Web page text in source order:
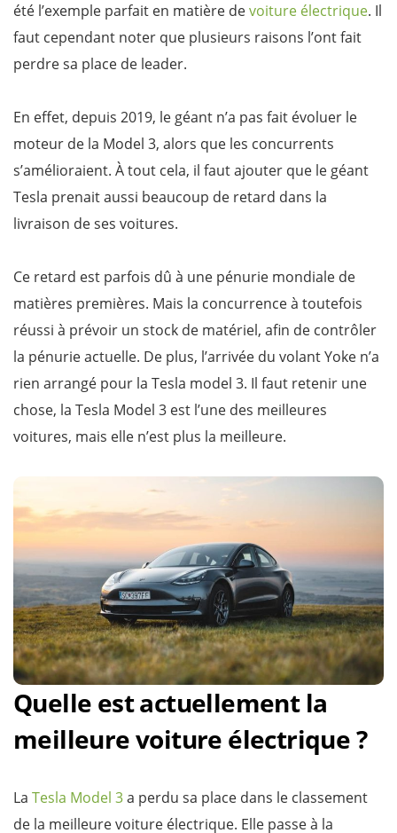
été l’exemple parfait en matière devoiture électrique. Il
faut cependant noter que plusieurs raisons l’ont fait
perdre sa place de leader.
En effet, depuis 2019, le géant n’a pas fait évoluer le
moteur de la Model 3, alors que les concurrents
s’amélioraient. À tout cela, il faut ajouter que le géant
Tesla prenait aussi beaucoup de retard dans la
livraison de ses voitures.
Ce retard est parfois dû à une pénurie mondiale de
matières premières. Mais la concurrence à toutefois
réussi à prévoir un stock de matériel, afin de contrôler
la pénurie actuelle. De plus, l’arrivée du volant Yoke n’a
rien arrangé pour la Tesla model 3. Il faut retenir une
chose, la Tesla Model 3 est l’une des meilleures
voitures, mais elle n’est plus la meilleure.
Quelle est actuellement la
meilleure voiture électrique ?
La Tesla Model 3a perdu sa place dans le classement
de la meilleure voiture électrique. Elle passe à la